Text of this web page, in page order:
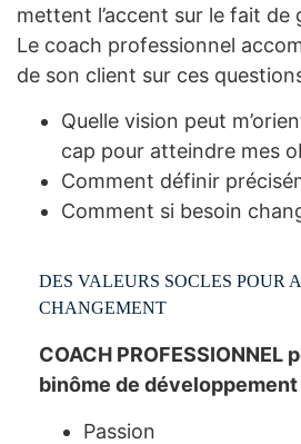
mettent l’accent sur le fait
Le coach professionnel
de son client sur ces
Quelle vision peut
cap pour atteindre mes
Comment définir
Comment si besoin
DES VALEURS SOCLES POUR
CHANGEMENT
COACH PROFESSIONNEL
binôme de développement
Passion